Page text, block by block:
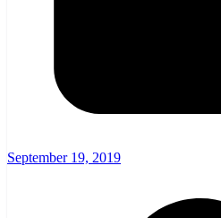
September 19, 2019